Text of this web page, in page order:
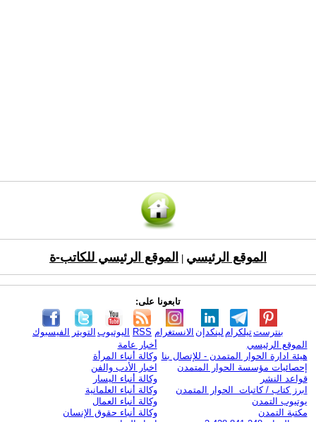
الموقع الرئيسي الموقع الرئيسي للكاتب-ة
تابعونا على:
الفيسبوك التويتر اليوتيوب RSS الانستغرام لينكدإن تيلكرامبنترست
الموقع الرئيسي
هيئة ادارة الحوار المتمدن - للإتصال بنا
إحصائيات مؤسسة الحوار المتمدن
قواعد النشر
ابرز كتاب / كاتبات الحوار المتمدن
يوتيوب التمدن
مكتبة التمدن
أخبار عامة
وكالة أنباء المرأة
اخبار الأدب والفن
وكالة أنباء اليسار
وكالة أنباء العلمانية
وكالة أنباء العمال
وكالة أنباء حقوق الإنسان